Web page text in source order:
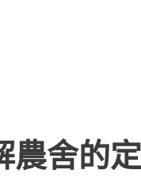
農舍的